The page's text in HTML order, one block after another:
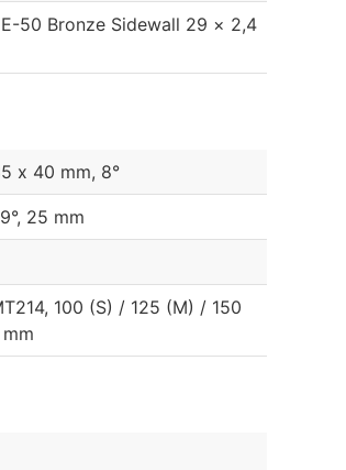
50 Bronze Sidewall 29 × 2,4
x 40 mm, 8°
25 mm
100 (S) / 125 (M) / 150